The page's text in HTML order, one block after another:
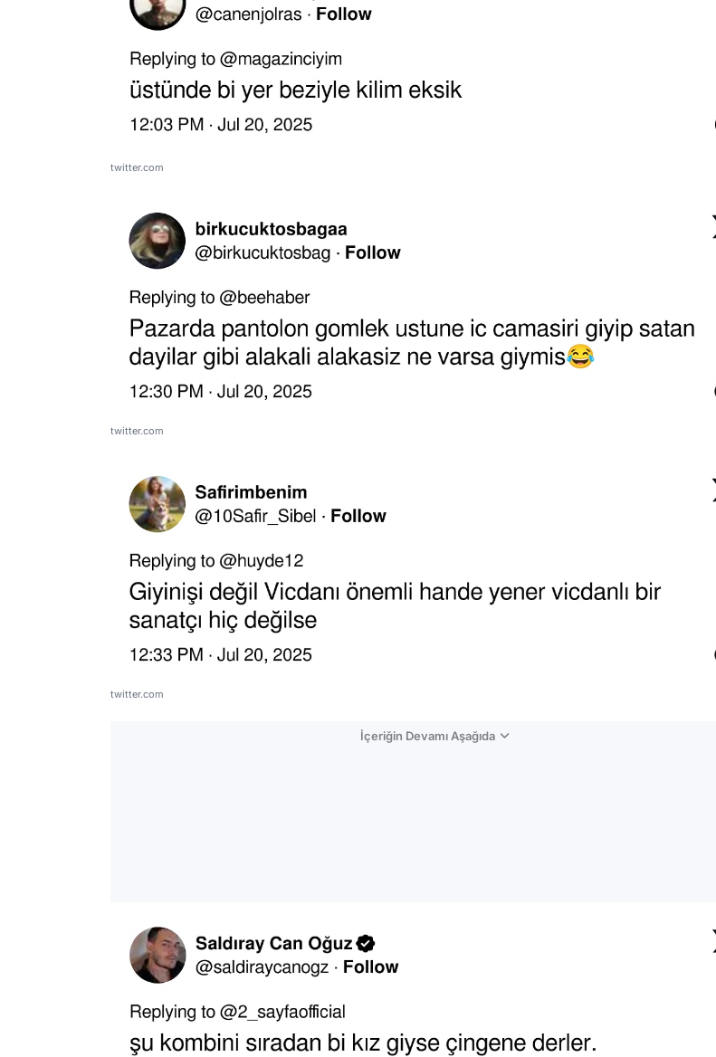
twitter.com
twitter.com
twitter.com
İçeriğin Devamı Aşağıda